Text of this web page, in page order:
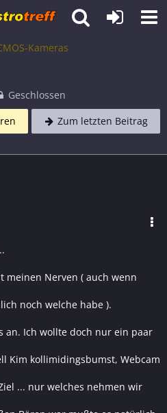
Kameras
Geschlossen
Zum letzten Beitrag
Nerven ( auch wenn
noch welche habe ).
an. Ich wollte doch nur ein paar
Kim kollimidingsbumst, Webcam
... nur welches nehmen wir